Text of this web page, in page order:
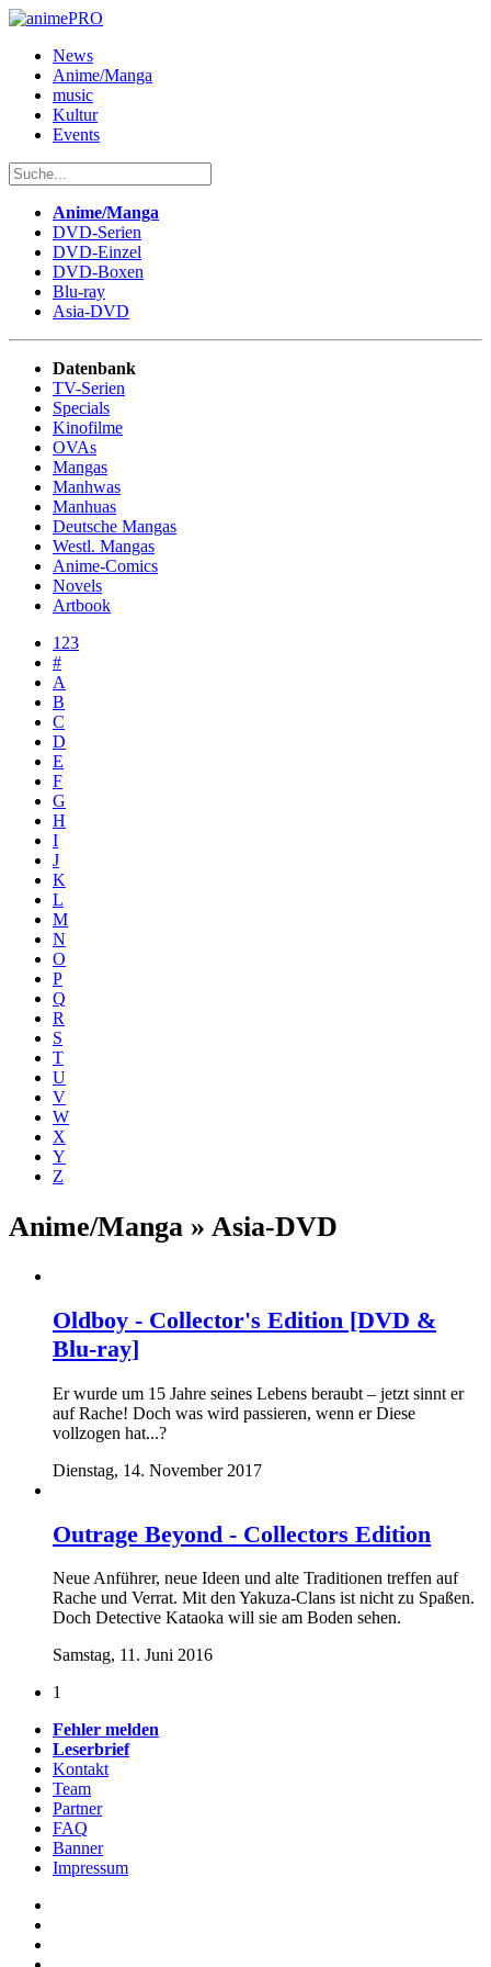
News
Anime/Manga
music
Kultur
Events
Anime/Manga
DVD-Serien
DVD-Einzel
DVD-Boxen
Blu-ray
Asia-DVD
Datenbank
TV-Serien
Specials
Kinofilme
OVAs
Mangas
Manhwas
Manhuas
Deutsche Mangas
Westl. Mangas
Anime-Comics
Novels
Artbook
123
#
A
B
C
D
E
F
G
H
I
J
K
L
M
N
O
P
Q
R
S
T
U
V
W
X
Y
Z
Anime/Manga » Asia-DVD
Oldboy - Collector's Edition [DVD &
Blu-ray]
Er wurde um 15 Jahre seines Lebens beraubt – jetzt sinnt er
auf Rache! Doch was wird passieren, wenn er Diese
vollzogen hat...?
Dienstag, 14. November 2017
Outrage Beyond - Collectors Edition
Neue Anführer, neue Ideen und alte Traditionen treffen auf
Rache und Verrat. Mit den Yakuza-Clans ist nicht zu Spaßen.
Doch Detective Kataoka will sie am Boden sehen.
Samstag, 11. Juni 2016
1
Fehler melden
Leserbrief
Kontakt
Team
Partner
FAQ
Banner
Impressum